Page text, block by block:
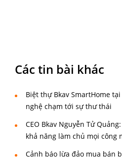
Các tin bài khác
Biệt thự Bkav SmartHome
nghệ chạm tới sự thư thái
CEO Bkav Nguyễn Tử
khả năng làm chủ mọi công
Cảnh báo lừa đảo mua bán